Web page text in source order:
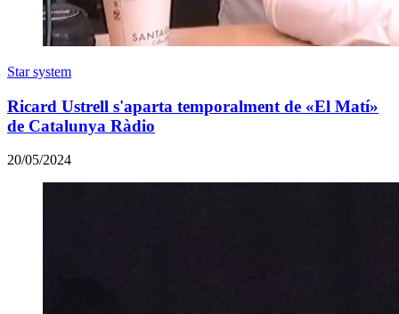
Star system
Ricard Ustrell s'aparta temporalment de «El Matí»
de Catalunya Ràdio
20/05/2024